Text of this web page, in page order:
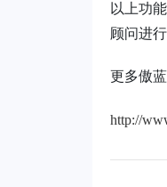
以上功
顾问进行
更多傲蓝
http://